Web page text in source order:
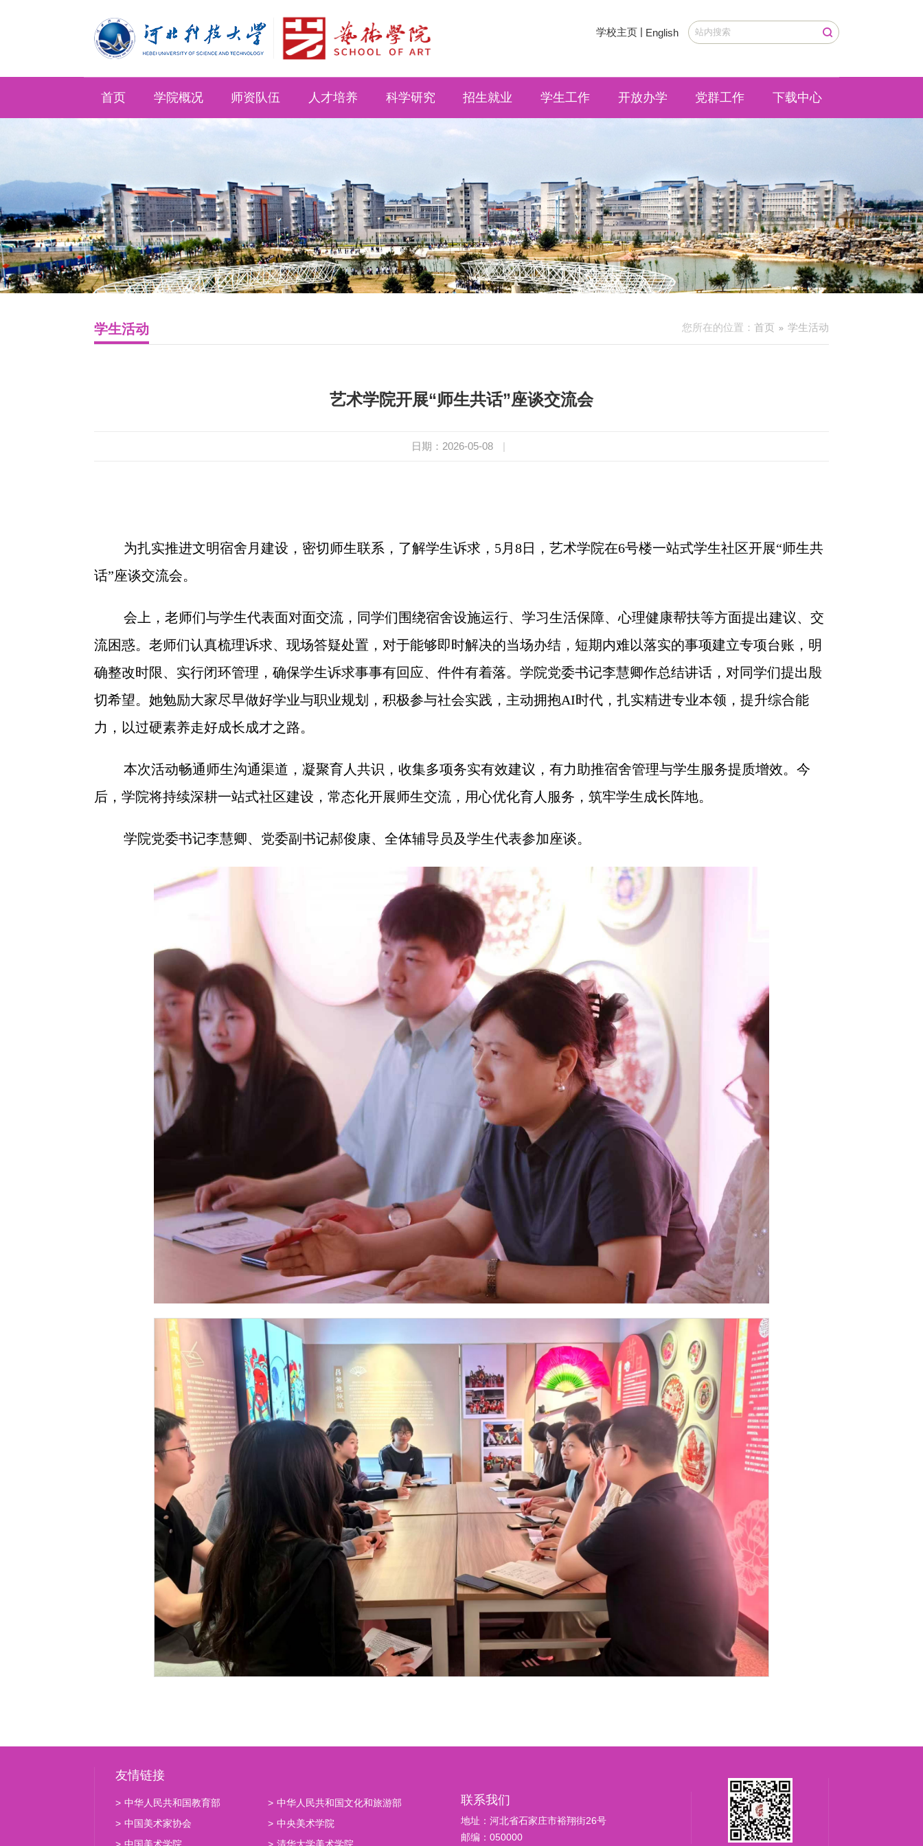
学校主页 | English
首页 学院概况 师资队伍 人才培养 科学研究 招生就业 学生工作 开放办学 党群工作 下载中心
您所在的位置： 首页 学生活动
学生活动
艺术学院开展“师生共话”座谈交流会
日期：2026-05-08 |
为扎实推进文明宿舍月建设，密切师生联系，了解学生诉求，5月8日，艺术学院在6号楼一站式学生社区开展“师生共
话”座谈交流会。
会上，老师们与学生代表面对面交流，同学们围绕宿舍设施运行、学习生活保障、心理健康帮扶等方面提出建议、交
流困惑。老师们认真梳理诉求、现场答疑处置，对于能够即时解决的当场办结，短期内难以落实的事项建立专项台账，明
确整改时限、实行闭环管理，确保学生诉求事事有回应、件件有着落。学院党委书记李慧卿作总结讲话，对同学们提出殷
切希望。她勉励大家尽早做好学业与职业规划，积极参与社会实践，主动拥抱AI时代，扎实精进专业本领，提升综合能
力，以过硬素养走好成长成才之路。
本次活动畅通师生沟通渠道，凝聚育人共识，收集多项务实有效建议，有力助推宿舍管理与学生服务提质增效。今
后，学院将持续深耕一站式社区建设，常态化开展师生交流，用心优化育人服务，筑牢学生成长阵地。
学院党委书记李慧卿、党委副书记郝俊康、全体辅导员及学生代表参加座谈。
友情链接
> 中华人民共和国教育部 > 中华人民共和国文化和旅游部
> 中国美术家协会 > 中央美术学院
联系我们
地址：河北省石家庄市裕翔街26号
邮编：050000